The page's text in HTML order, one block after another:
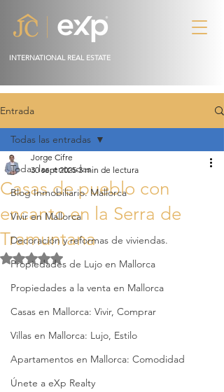
INTERNATIONAL REAL ESTATE
Entrada
Todas las entradas
Blog Inmobiliario. Mallorca
Vivir en Mallorca
Decoración y reformas de viviendas.
Propiedades de Lujo en Mallorca
Propiedades a la venta en Mallorca
Casas en Mallorca: Vivir, Comprar
Villas en Mallorca: Lujo, Estilo
Apartamentos en Mallorca: Comodidad
Únete a eXp Realty
Todas las entradas
Casas de pueblo con
encanto en la Serra de
Tramuntana
Jorge Cifre
30 sept 2025 3 min de lectura
Obtuvo NaN de 5 estrellas.